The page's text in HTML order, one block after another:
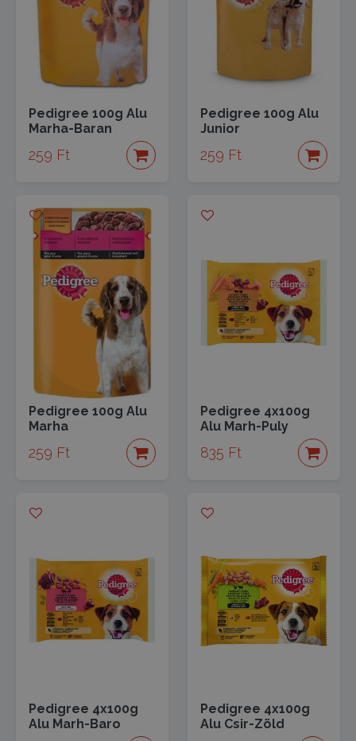
Pedigree 100g Alu
Marha-Baran
259 Ft
Pedigree 100g Alu
Junior
259 Ft
Pedigree 100g Alu
Marha
259 Ft
Pedigree 4x100g
Alu Marh-Puly
835 Ft
Pedigree 4x100g
Alu Marh-Baro
Pedigree 4x100g
Alu Csir-Zöld